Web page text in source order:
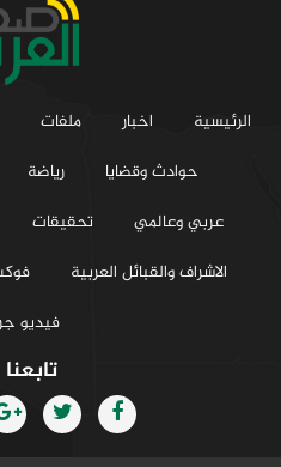
الرئيسية اخبار ملفات
حوادث وقضايا
رياضة
عربي وعالمي
تحقيقات
الاشراف والقبائل العربية
فيديو